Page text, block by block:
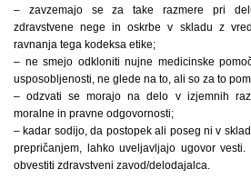
– zavzemajo se za take razmere pri
zdravstvene nege in oskrbe v skladu z
ravnanja tega kodeksa etike;
– ne smejo odkloniti nujne medicinske
usposobljenosti, ne glede na to, ali so za to
– odzvati se morajo na delo v izjemnih
moralne in pravne odgovornosti;
– kadar sodijo, da postopek ali poseg ni v
prepričanjem, lahko uveljavljajo ugovor
obvestiti zdravstveni zavod/delodajalca.